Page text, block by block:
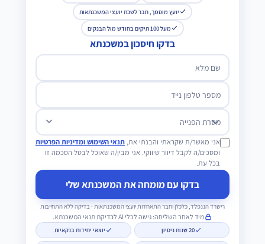
יועץ מוסמך, חבר לשכת יועצי המשכנתאות
מעל 100 תיקים בחודש מול הבנקים
בדקו חיסכון במשכנתא
שם מלא
מספר טלפון נייד
מטרת הפנייה
אני מאשר/ת שקראתי והבנתי את, תנאי השימוש ומדיניות הפרטיות
ומסכים/ה לקבל דיוור שיווקי. אני מבין/ה שאוכל לבטל הסכמה זו
בכל עת.
בדקו עם מומחה את המשכנתא שלי
רישרד הננפלד, כלכלן וחבר התאחדות יועצי המשכנתאות · בדיקה ללא התחייבות
מיד לאחר השליחה: גישה לכלי AI לבדיקת תנאי המשכנתא.
20 שנות ניסיון יוצאי יחידות בנקאיות